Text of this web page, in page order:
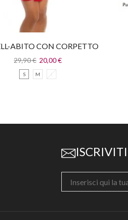
ABITO CON CORPETTO
IN PAILLETTES
29,90€ 20,00€
S M L